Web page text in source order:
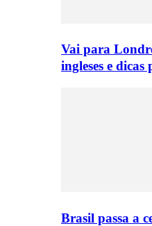
Vai para
ingleses e dicas
Brasil passa a